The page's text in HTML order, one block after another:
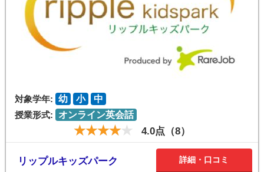
対象学年: 幼 小
中
授業形式:
オンライン英会話
4.0点（8）
リップルキッズパーク 詳細・口コミ